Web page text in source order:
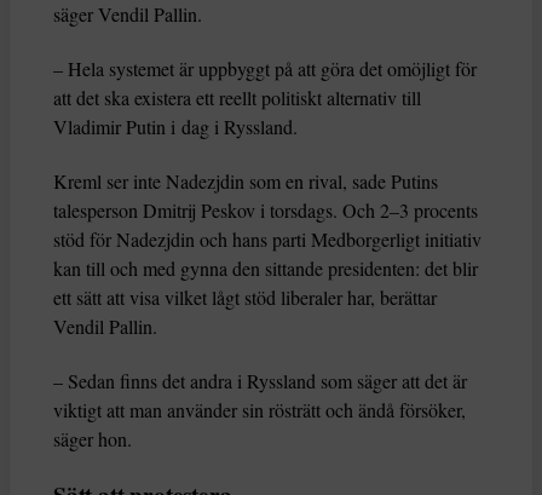
säger Vendil Pallin.
– Hela systemet är uppbyggt på att göra det omöjligt för
att det ska existera ett reellt politiskt alternativ till
Vladimir Putin i dag i Ryssland.
Kreml ser inte Nadezjdin som en rival, sade Putins
talesperson Dmitrij Peskov i torsdags. Och 2–3 procents
stöd för Nadezjdin och hans parti Medborgerligt initiativ
kan till och med gynna den sittande presidenten: det blir
ett sätt att visa vilket lågt stöd liberaler har, berättar
Vendil Pallin.
– Sedan finns det andra i Ryssland som säger att det är
viktigt att man använder sin rösträtt och ändå försöker,
säger hon.